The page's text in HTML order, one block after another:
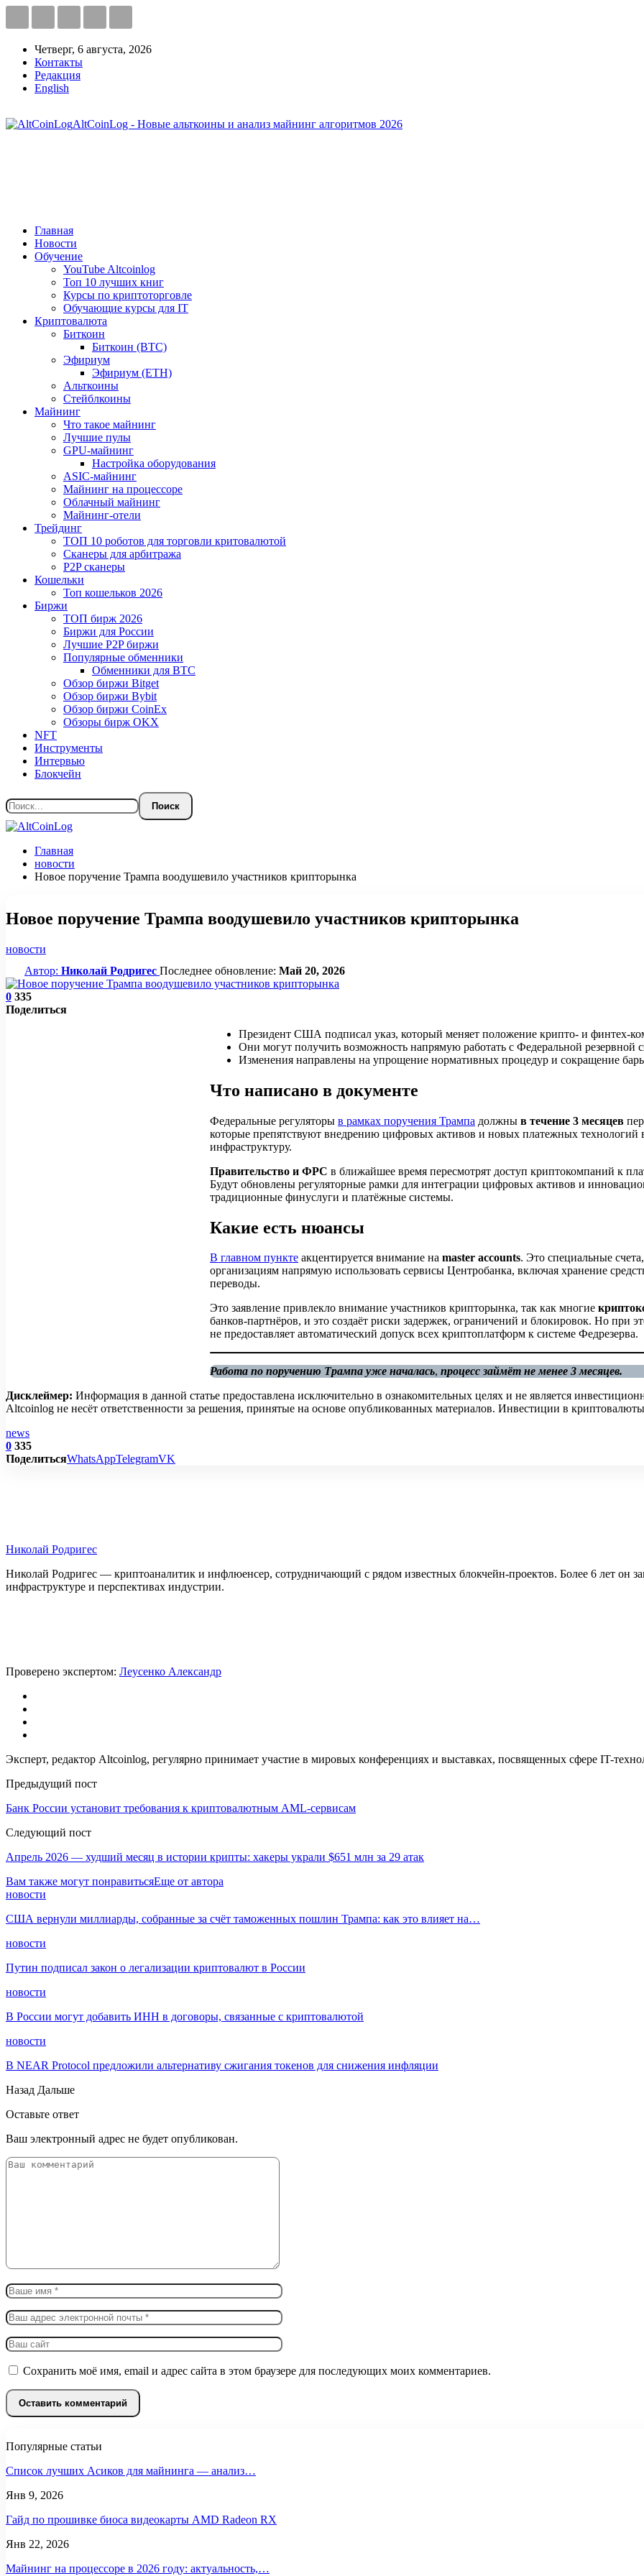
Четверг, 6 августа, 2026
Контакты
Редакция
English
AltCoinLog - Новые альткоины и анализ майнинг алгоритмов 2026
Главная
Новости
Обучение
YouTube Altcoinlog
Топ 10 лучших книг
Курсы по криптоторговле
Обучающие курсы для IT
Криптовалюта
Биткоин
Биткоин (BTC)
Эфириум
Эфириум (ETH)
Альткоины
Стейблкоины
Майнинг
Что такое майнинг
Лучшие пулы
GPU-майнинг
Настройка оборудования
ASIC-майнинг
Майнинг на процессоре
Облачный майнинг
Майнинг-отели
Трейдинг
ТОП 10 роботов для торговли критовалютой
Сканеры для арбитража
P2P сканеры
Кошельки
Топ кошельков 2026
Биржи
ТОП бирж 2026
Биржи для России
Лучшие P2P биржи
Популярные обменники
Обменники для BTC
Обзор биржи Bitget
Обзор биржи Bybit
Обзор биржи CoinEx
Обзоры бирж OKX
NFT
Инструменты
Интервью
Блокчейн
Главная
новости
Новое поручение Трампа воодушевило участников крипторынка
Новое поручение Трампа воодушевило участников крипторынка
новости
Автор: Николай Родригес Последнее обновление: Май 20, 2026
0 335
Поделиться
Президент США подписал указ, который меняет положение крипто- и финтех-
Они могут получить возможность напрямую работать с Федеральной резервной
Изменения направлены на упрощение нормативных процедур и сокращение
Что написано в документе
Федеральные регуляторы в рамках поручения Трампа должны в течение 3 месяцев
которые препятствуют внедрению цифровых активов и новых платежных технологий
инфраструктуру.
Правительство и ФРС в ближайшее время пересмотрят доступ криптокомпаний к
Будут обновлены регуляторные рамки для интеграции цифровых активов и
традиционные финуслуги и платёжные системы.
Какие есть нюансы
В главном пункте акцентируется внимание на master accounts. Это специальные
организациям напрямую использовать сервисы Центробанка, включая хранение
переводы.
Это заявление привлекло внимание участников крипторынка, так как многие
банков-партнёров, и это создаёт риски задержек, ограничений и блокировок. Но при
не предоставляет автоматический допуск всех криптоплатформ к системе Федрезерва.
Работа по поручению Трампа уже началась, процесс займёт не менее 3 месяцев.
Дисклеймер: Информация в данной статье предоставлена исключительно в ознакомительных целях и не является
Altcoinlog не несёт ответственности за решения, принятые на основе опубликованных материалов. Инвестиции в
news
0 335
ПоделитьсяWhatsAppTelegramVK
Николай Родригес
Николай Родригес — криптоаналитик и инфлюенсер, сотрудничающий с рядом известных блокчейн-проектов. Более 6 лет он
инфраструктуре и перспективах индустрии.
Проверено экспертом: Леусенко Александр
Эксперт, редактор Altcoinlog, регулярно принимает участие в мировых конференциях и выставках, посвященных сфере IT-
Предыдущий пост
Банк России установит требования к криптовалютным AML-сервисам
Следующий пост
Апрель 2026 — худший месяц в истории крипты: хакеры украли $651 млн за 29 атак
Вам также могут понравитьсяЕще от автора
новости
США вернули миллиарды, собранные за счёт таможенных пошлин Трампа: как это влияет на…
новости
Путин подписал закон о легализации криптовалют в России
новости
В России могут добавить ИНН в договоры, связанные с криптовалютой
новости
В NEAR Protocol предложили альтернативу сжигания токенов для снижения инфляции
Назад Дальше
Оставьте ответ
Ваш электронный адрес не будет опубликован.
Сохранить моё имя, email и адрес сайта в этом браузере для последующих моих комментариев.
Популярные статьи
Список лучших Асиков для майнинга — анализ…
Янв 9, 2026
Гайд по прошивке биоса видеокарты AMD Radeon RX
Янв 22, 2026
Майнинг на процессоре в 2026 году: актуальность,…